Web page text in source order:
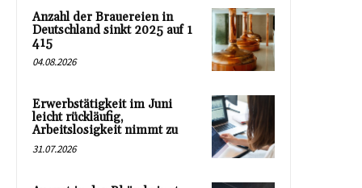
Anzahl der Brauereien in
Deutschland sinkt 2025 auf 1
415
04.08.2026
Erwerbstätigkeit im Juni
leicht rückläufig,
Arbeitslosigkeit nimmt zu
31.07.2026